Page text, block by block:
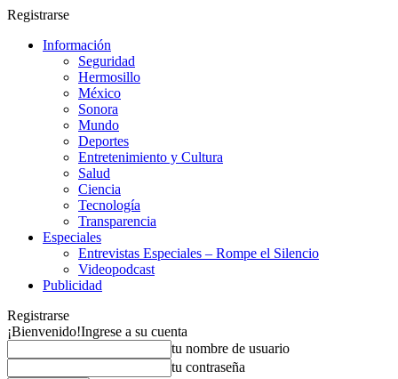
Registrarse
Información
Seguridad
Hermosillo
México
Sonora
Mundo
Deportes
Entretenimiento y Cultura
Salud
Ciencia
Tecnología
Transparencia
Especiales
Entrevistas Especiales – Rompe el Silencio
Videopodcast
Publicidad
Registrarse
¡Bienvenido!Ingrese a su cuenta
tu nombre de usuario
tu contraseña